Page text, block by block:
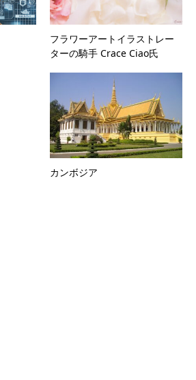
フラワーアートイラストレー
ターの騎手 Crace Ciao氏
カンボジア